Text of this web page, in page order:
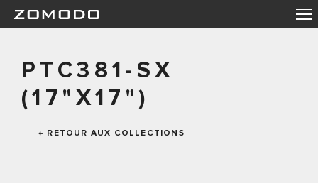
PTC381-SX
(17"X17")
← RETOUR AUX COLLECTIONS